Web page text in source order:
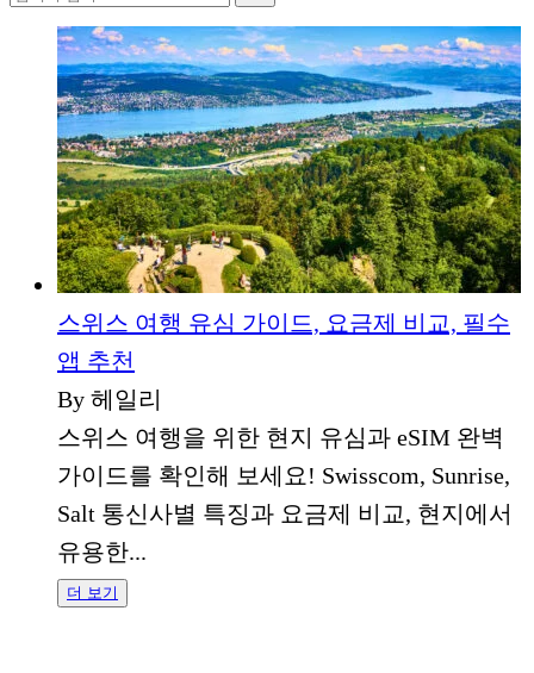
스위스 여행 유심 가이드, 요금제 비교, 필수
앱 추천
By 헤일리
스위스 여행을 위한 현지 유심과 eSIM 완벽
가이드를 확인해 보세요! Swisscom, Sunrise,
Salt 통신사별 특징과 요금제 비교, 현지에서
유용한...
더 보기